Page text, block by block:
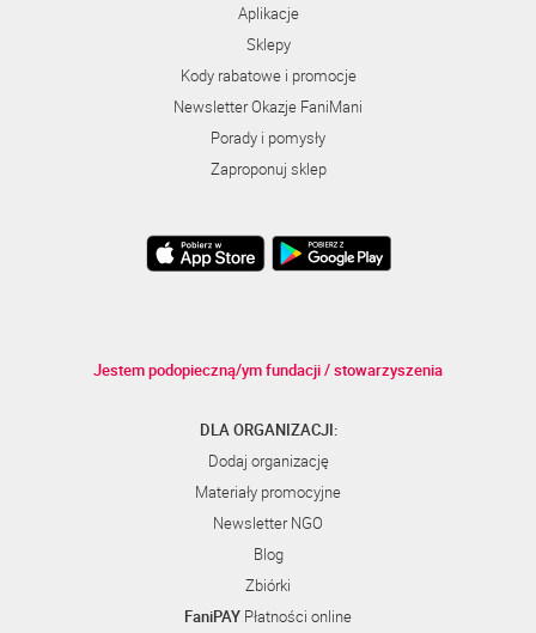
Aplikacje
Sklepy
Kody rabatowe i promocje
Newsletter Okazje FaniMani
Porady i pomysły
Zaproponuj sklep
Jestem podopieczną/ym fundacji / stowarzyszenia
DLA ORGANIZACJI:
Dodaj organizację
Materiały promocyjne
Newsletter NGO
Blog
Zbiórki
FaniPAY Płatności online